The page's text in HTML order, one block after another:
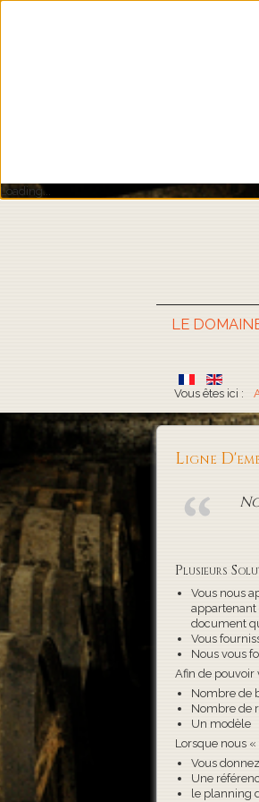
Loading...
LE
Vous êtes ici :
Ligne
Plusieurs
Vous nous
appartenant
document
Vous
Nous vous
Afin de pouvoir
Nombre de
Nombre de
Un modèle
Lorsque nous «
Vous
Une
le planning